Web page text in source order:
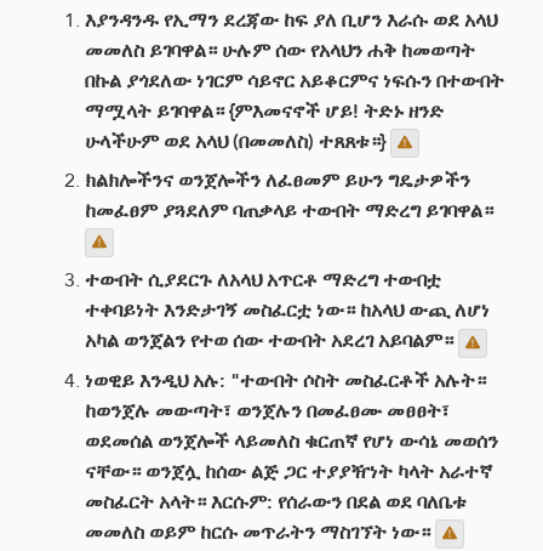
እያንዳንዱ የኢማን ደረጃው ከፍ ያለ ቢሆን እራሱ ወደ አላህ
መመለስ ይገባዋል። ሁሉም ሰው የአላህን ሐቅ ከመወጣት
በኩል ያጎደለው ነገርም ሳይኖር አይቆርምና ነፍሱን በተውበት
ማሟላት ይገባዋል። {ምእመናኖች ሆይ! ትድኑ ዘንድ
ሁላችሁም ወደ አላህ (በመመለስ) ተጸጸቱ።}
ክልክሎችንና ወንጀሎችን ለፈፀመም ይሁን ግዴታዎችን
ከመፈፀም ያጓደለም ባጠቃላይ ተውበት ማድረግ ይገባዋል።
ተውበት ሲያደርጉ ለአላህ አጥርቶ ማድረግ ተውበቷ
ተቀባይነት እንድታገኝ መስፈርቷ ነው። ከአላህ ውጪ ለሆነ
አካል ወንጀልን የተወ ሰው ተውበት አደረገ አይባልም።
ነወዊይ እንዲህ አሉ: "ተውበት ሶስት መስፈርቶች አሉት።
ከወንጀሉ መውጣት፣ ወንጀሉን በመፈፀሙ መፀፀት፣
ወደመሰል ወንጀሎች ላይመለስ ቁርጠኛ የሆነ ውሳኔ መወሰን
ናቸው። ወንጀሏ ከሰው ልጅ ጋር ተያያዥነት ካላት አራተኛ
መስፈርት አላት። እርሱም: የሰራውን በደል ወደ ባለቤቱ
መመለስ ወይም ከርሱ መጥራትን ማስገኘት ነው።